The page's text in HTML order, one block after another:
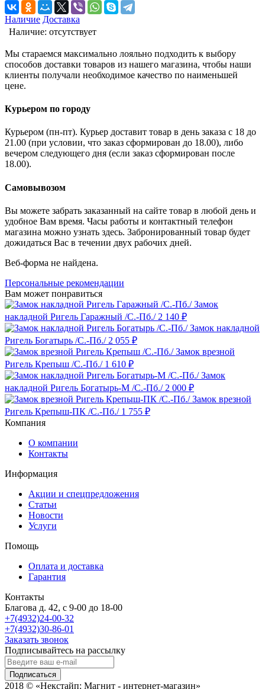
Наличие Доставка
Наличие: отсутствует
Мы стараемся максимально лояльно подходить к выбору
способов доставки товаров из нашего магазина, чтобы наши
клиенты получали необходимое качество по наименьшей
цене.
Курьером по городу
Курьером (пн-пт). Курьер доставит товар в день заказа с 18 до
21.00 (при условии, что заказ сформирован до 18.00), либо
вечером следующего дня (если заказ сформирован после
18.00).
Самовывозом
Вы можете забрать заказанный на сайте товар в любой день и
удобное Вам время. Часы работы и контактный телефон
магазина можно узнать здесь. Забронированный товар будет
дожидаться Вас в течении двух рабочих дней.
Веб-форма не найдена.
Персональные рекомендации
Вам может понравиться
Замок
накладной Ригель Гаражный /С.-Пб./ 2 140 ₽
Замок накладной
Ригель Богатырь /С.-Пб./ 2 055 ₽
Замок врезной
Ригель Крепыш /С.-Пб./ 1 610 ₽
Замок
накладной Ригель Богатырь-М /С.-Пб./ 2 000 ₽
Замок врезной
Ригель Крепыш-ПК /С.-Пб./ 1 755 ₽
Компания
О компании
Контакты
Информация
Акции и спецпредложения
Статьи
Новости
Услуги
Помощь
Оплата и доставка
Гарантия
Контакты
Благова д. 42, с 9-00 до 18-00
+7(4932)24-00-32
+7(4932)30-86-01
Заказать звонок
Подписывайтесь на рассылку
Подписаться
2018 © «Некстайп: Магнит - интернет-магазин»